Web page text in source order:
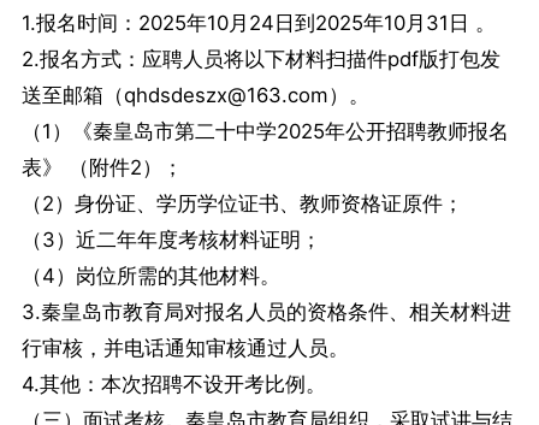
1.报名时间：2025年10月24日到2025年10月31日 。
2.报名方式：应聘人员将以下材料扫描件pdf版打包发
送至邮箱（qhdsdeszx@163.com）。
（1）《秦皇岛市第二十中学2025年公开招聘教师报名
表》 （附件2）；
（2）身份证、学历学位证书、教师资格证原件；
（3）近二年年度考核材料证明；
（4）岗位所需的其他材料。
3.秦皇岛市教育局对报名人员的资格条件、相关材料进
行审核，并电话通知审核通过人员。
4.其他：本次招聘不设开考比例。